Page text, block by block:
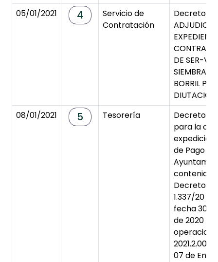
05/01/2021
4
Servicio de
Contratación
Decreto de
DE SER-
SIEMBRA
BORRIL
08/01/2021
5 Tesorería
Decreto
para la
expedición
de Pago a
contenidos
Decretos
1.337/20 y
fecha 30
de 2020
07 de